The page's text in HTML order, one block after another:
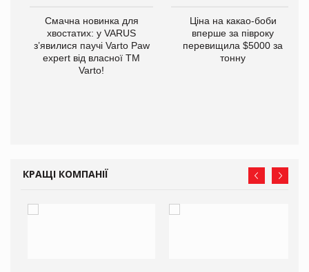
Смачна новинка для
хвостатих: у VARUS
з’явилися паучі Varto Paw
expert від власної ТМ
Varto!
Ціна на какао-боби
вперше за півроку
перевищила $5000 за
тонну
КРАЩІ КОМПАНІЇ